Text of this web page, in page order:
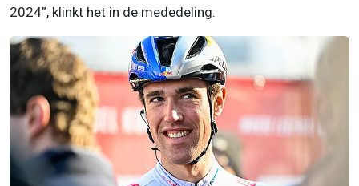
2024”, klinkt het in de mededeling.